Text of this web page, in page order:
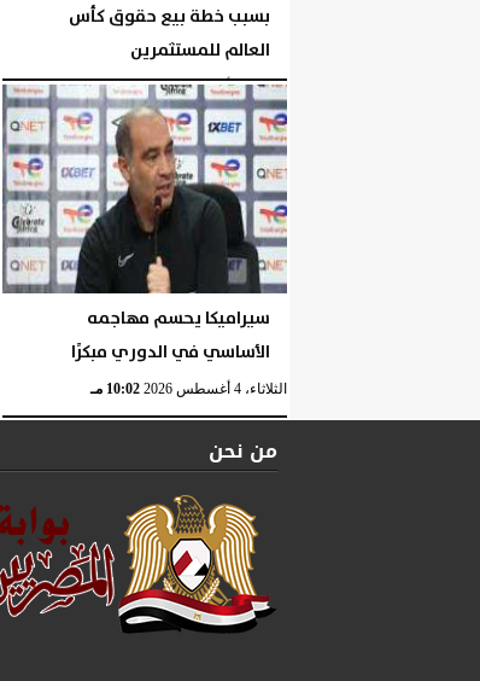
بسبب خطة بيع حقوق كأس
العالم للمستثمرين
الثلاثاء، 4 أغسطس 2026 10:06 مـ
سيراميكا يحسم مهاجمه
الأساسي في الدوري مبكرًا
الثلاثاء، 4 أغسطس 2026 10:02 مـ
من نحن